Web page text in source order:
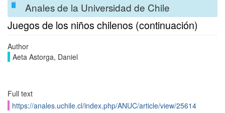
Anales de la Universidad de Chile
Juegos de los niños chilenos (continuación)
Author
Aeta Astorga, Daniel
Full text
https://anales.uchile.cl/index.php/ANUC/article/view/25614